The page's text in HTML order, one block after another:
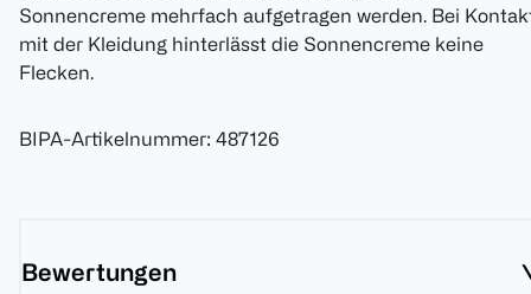
Sonnencreme mehrfach aufgetragen werden. Bei
mit der Kleidung hinterlässt die Sonnencreme keine
Flecken.
BIPA-Artikelnummer: 487126
Bewertungen